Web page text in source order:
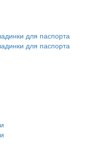
для паспорта
для паспорта